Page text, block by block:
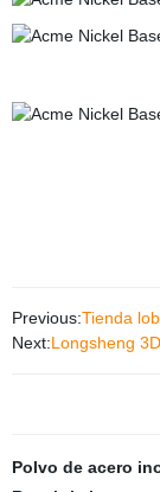
Previous:Tienda
Next:Longsheng
Polvo de acero